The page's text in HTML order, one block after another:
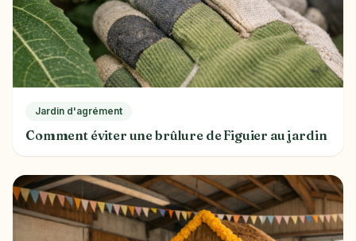
Jardin d'agrément
Comment éviter une brûlure de Figuier au jardin